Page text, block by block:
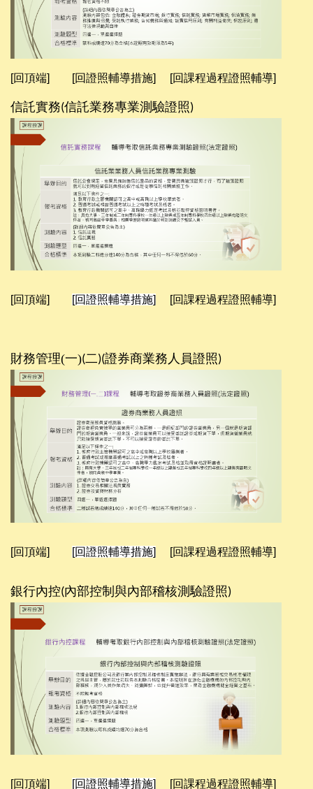
[回頂端] [回證照輔導措施] [回課程過程證照輔導]
信託實務(信託業務專業測驗證照)
[回頂端] [回證照輔導措施] [回課程過程證照輔導]
財務管理(一)(二)(證券商業務人員證照)
[回頂端] [回證照輔導措施] [回課程過程證照輔導]
銀行內控(內部控制與內部稽核測驗證照)
[回頂端] [回證照輔導措施] [回課程過程證照輔導]